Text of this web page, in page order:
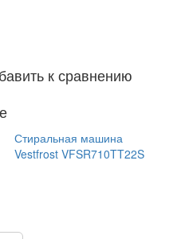
к сравнению
Стиральная машина
Vestfrost VFSR710TT22S